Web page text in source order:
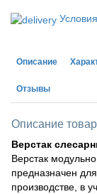
Описание
Отзывы
Описание
Верстак
Верстак
предназначен
производстве, в